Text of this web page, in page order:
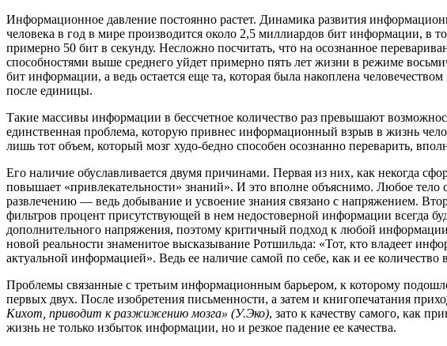
Информационное давление постоянно растет. Динамика развития
человека в год в мире производится около 2,5 миллиардов бит информации, в
примерно 50 бит в секунду. Несложно посчитать, что на осознанное
способностями выше среднего уйдет примерно пять лет жизни в режиме
бит информации, а ведь остается еще та, которая была накоплена
после единицы.
Такие массивы информации в бессчетное количество раз превышают
единственная проблема, которую привнес информационный взрыв в жизнь
лишь тот объем, который мозг худо-бедно способен осознанно переварить,
Его наличие обуславливается двумя причинами. Первая из них, как некогда
повышает «привлекательности» знаний». И это вполне объяснимо. Любое тело
развлечению — ведь добывание и усвоение знания связано с напряжением.
фильтров процент присутствующей в нем недостоверной информации всегда
дополнительного напряжения, поэтому критичный подход к любой
новой реальности знаменитое высказывание Ротшильда: «Тот, кто владеет
актуальной информацией». Ведь ее наличие самой по себе, как и ее
Проблемы связанные с третьим информационным барьером, к которому
первых двух. После изобретения письменности, а затем и книгопечатания
Кихот, приводит к разжижению мозга» (У.Эко), зато к качеству самого, как
жизнь не только избыток информации, но и резкое падение ее качества.